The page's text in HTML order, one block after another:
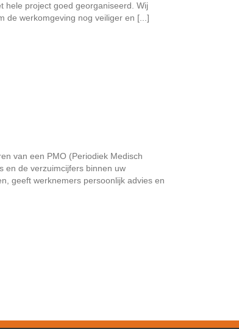
hele project goed georganiseerd. Wij
de werkomgeving nog veiliger en [...]
van een PMO (Periodiek Medisch
en de verzuimcijfers binnen uw
geeft werknemers persoonlijk advies en